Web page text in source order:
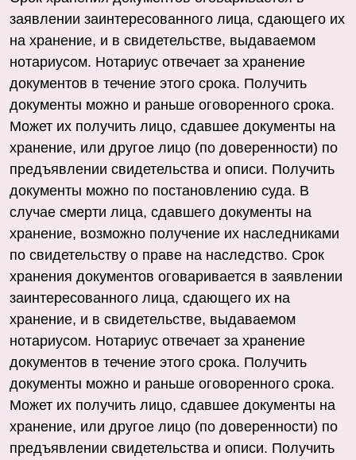
заявлении заинтересованного лица, сдающего их
на хранение, и в свидетельстве, выдаваемом
нотариусом. Нотариус отвечает за хранение
документов в течение этого срока. Получить
документы можно и раньше оговоренного срока.
Может их получить лицо, сдавшее документы на
хранение, или другое лицо (по доверенности) по
предъявлении свидетельства и описи. Получить
документы можно по постановлению суда. В
случае смерти лица, сдавшего документы на
хранение, возможно получение их наследниками
по свидетельству о праве на наследство. Срок
хранения документов оговаривается в заявлении
заинтересованного лица, сдающего их на
хранение, и в свидетельстве, выдаваемом
нотариусом. Нотариус отвечает за хранение
документов в течение этого срока. Получить
документы можно и раньше оговоренного срока.
Может их получить лицо, сдавшее документы на
хранение, или другое лицо (по доверенности) по
предъявлении свидетельства и описи. Получить